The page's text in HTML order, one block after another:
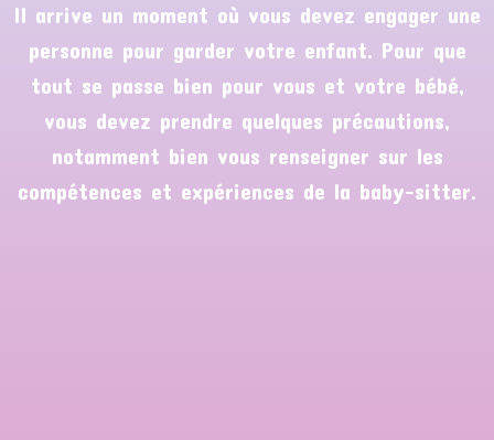
Il arrive un moment où vous devez engager une
personne pour garder votre enfant. Pour que
tout se passe bien pour vous et votre bébé,
vous devez prendre quelques précautions,
notamment bien vous renseigner sur les
compétences et expériences de la baby-sitter.